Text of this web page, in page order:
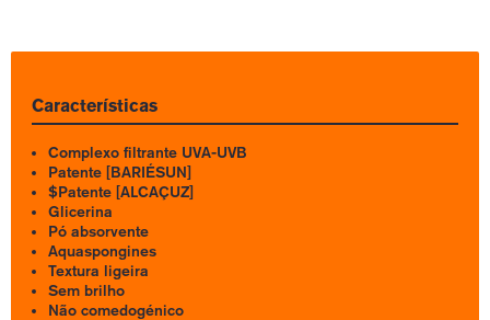
Características
Complexo filtrante UVA-UVB
Patente [BARIÉSUN]
$Patente [ALCAÇUZ]
Glicerina
Pó absorvente
Aquaspongines
Textura ligeira
Sem brilho
Não comedogénico